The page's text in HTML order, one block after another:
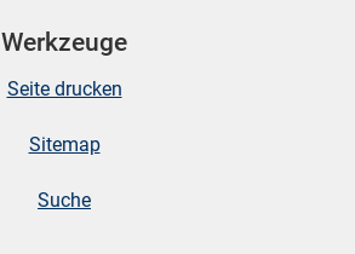
Werkzeuge
Seite drucken
Sitemap
Suche